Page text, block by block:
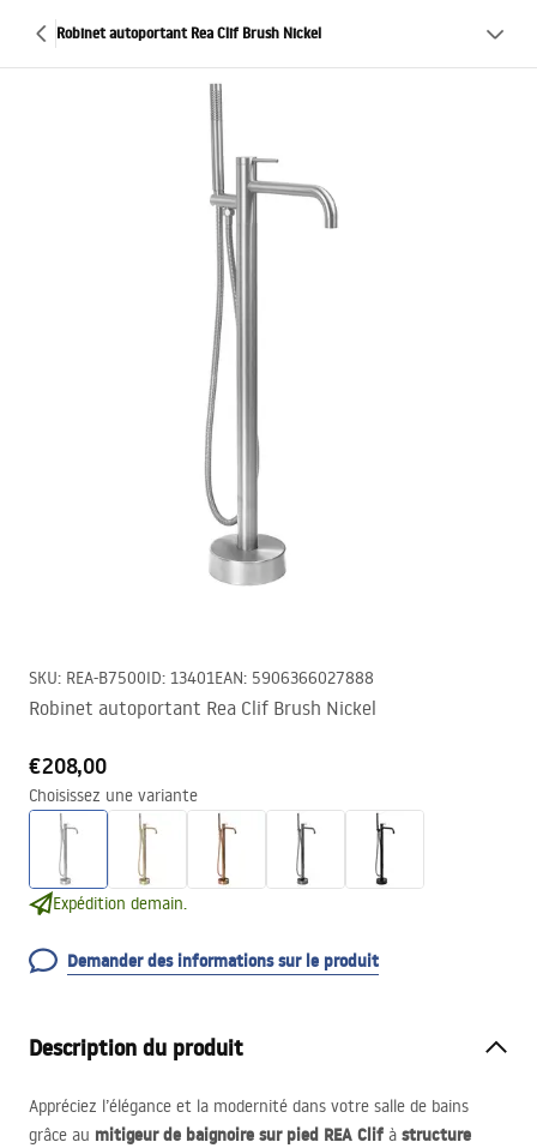
Robinet autoportant Rea Clif Brush Nickel
SKU: REA-B7500ID: 13401EAN: 5906366027888
Robinet autoportant Rea Clif Brush Nickel
€208,00
Choisissez une variante
Expédition demain.
Demander des informations sur le produit
Description du produit
Appréciez l’élégance et la modernité dans votre salle de bains
grâce au mitigeur de baignoire sur pied REA Clif à structure